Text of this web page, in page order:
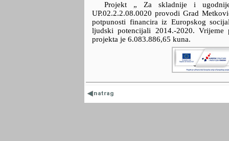
Projekt „ Za skladnije i
UP.02.2.2.08.0020 provodi Grad
potpunosti financira iz Europskog
ljudski potencijali 2014.-2020.
projekta je 6.083.886,65 kuna.